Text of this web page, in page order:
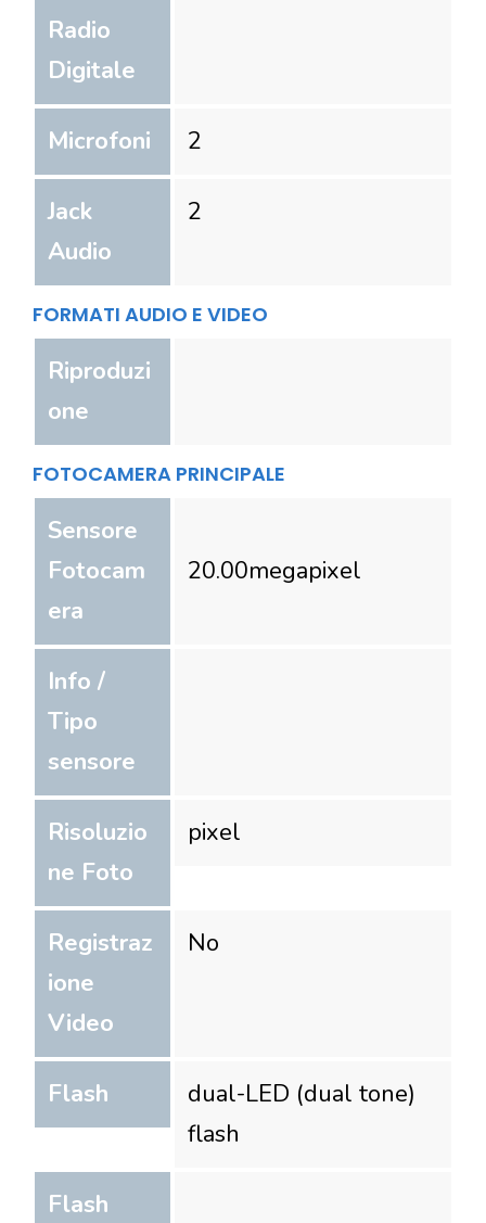
Radio
Digitale
Microfoni 2
Jack
Audio
2
FORMATI AUDIO E VIDEO
Riproduzi
one
FOTOCAMERA PRINCIPALE
Sensore
Fotocam
era
20.00megapixel
Info /
Tipo
sensore
Risoluzio
ne Foto
pixel
Registraz
ione
Video
No
Flash
dual-LED (dual tone)
flash
Flash